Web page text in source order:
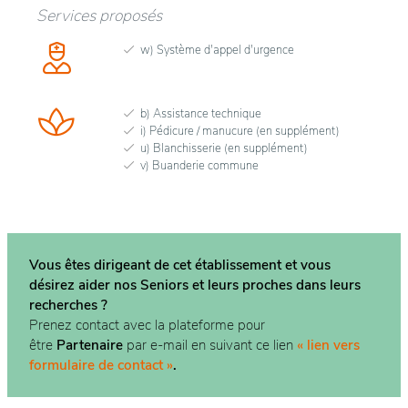
Services proposés
w) Système d'appel d'urgence
b) Assistance technique
i) Pédicure / manucure (en supplément)
u) Blanchisserie (en supplément)
v) Buanderie commune
Vous êtes dirigeant de cet établissement et vous
désirez aider nos Seniors et leurs proches dans leurs
recherches ?
Prenez contact avec la plateforme pour
être Partenaire par e-mail en suivant ce lien « lien vers
formulaire de contact ».